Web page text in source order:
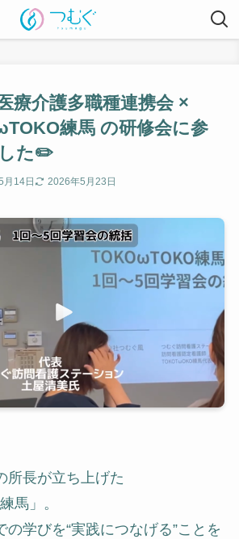
療介護多職種連携会 ×
練馬 の研修会に参
た✏️
月14日 2026年5月23日
所長が立ち上げた
馬」。
の学びを“実践につなげる”ことを